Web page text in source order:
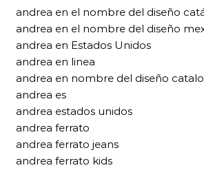
andrea en el nombre del diseño
andrea en el nombre del diseño
andrea en Estados Unidos
andrea en linea
andrea en nombre del diseño
andrea es
andrea estados unidos
andrea ferrato
andrea ferrato jeans
andrea ferrato kids